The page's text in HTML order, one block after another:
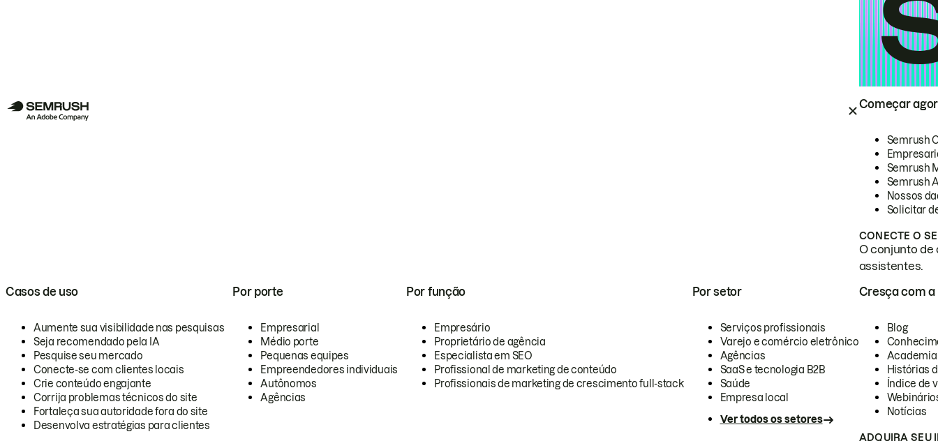
Começar
Semrush
Semrush
Semrush
Nossos
Solicitar
CONECTE O
O conjunto de
assistentes.
Casos de uso
Aumente sua visibilidade nas pesquisas
Seja recomendado pela IA
Pesquise seu mercado
Conecte-se com clientes locais
Crie conteúdo engajante
Corrija problemas técnicos do site
Fortaleça sua autoridade fora do site
Desenvolva estratégias para clientes
Por porte
Empresarial
Médio porte
Pequenas equipes
Empreendedores individuais
Autônomos
Agências
Por função
Empresário
Proprietário de agência
Especialista em SEO
Profissional de marketing de conteúdo
Profissionais de marketing de crescimento full-stack
Por setor
Serviços profissionais
Varejo e comércio eletrônico
Agências
SaaS e tecnologia B2B
Saúde
Empresa local
Ver todos os setores
Cresça com a
Blog
Academia
Histórias
Índice de
Notícias
ADQUIRA SEU